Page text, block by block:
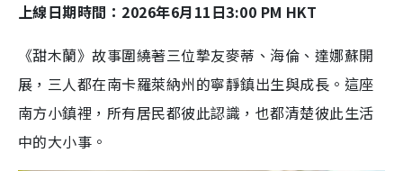
上線日期時間：2026年6月11日3:00 PM HKT
《甜木蘭》故事圍繞著三位摯友麥蒂、海倫、達娜蘇開
展，三人都在南卡羅萊納州的寧靜鎮出生與成長。這座
南方小鎮裡，所有居民都彼此認識，也都清楚彼此生活
中的大小事。